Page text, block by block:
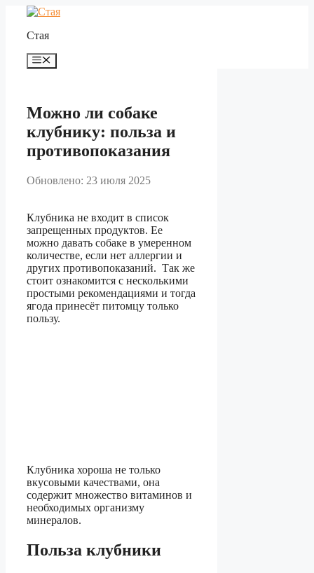
Перейти
содержимому
Стая
Меню
Можно ли собаке
клубнику: польза и
противопоказания
Обновлено: 23 июля 2025
Клубника не входит в список
запрещенных продуктов. Ее
можно давать собаке в умеренном
количестве, если нет аллергии и
других противопоказаний. Так же
стоит ознакомится с несколькими
простыми рекомендациями и тогда
ягода принесёт питомцу только
пользу.
Клубника хороша не только
вкусовыми качествами, она
содержит множество витаминов и
необходимых организму
минералов.
Польза клубники